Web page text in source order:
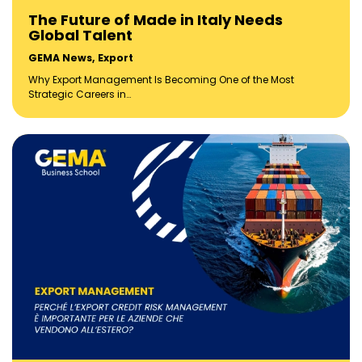
The Future of Made in Italy Needs
Global Talent
GEMA News, Export
Why Export Management Is Becoming One of the Most
Strategic Careers in…